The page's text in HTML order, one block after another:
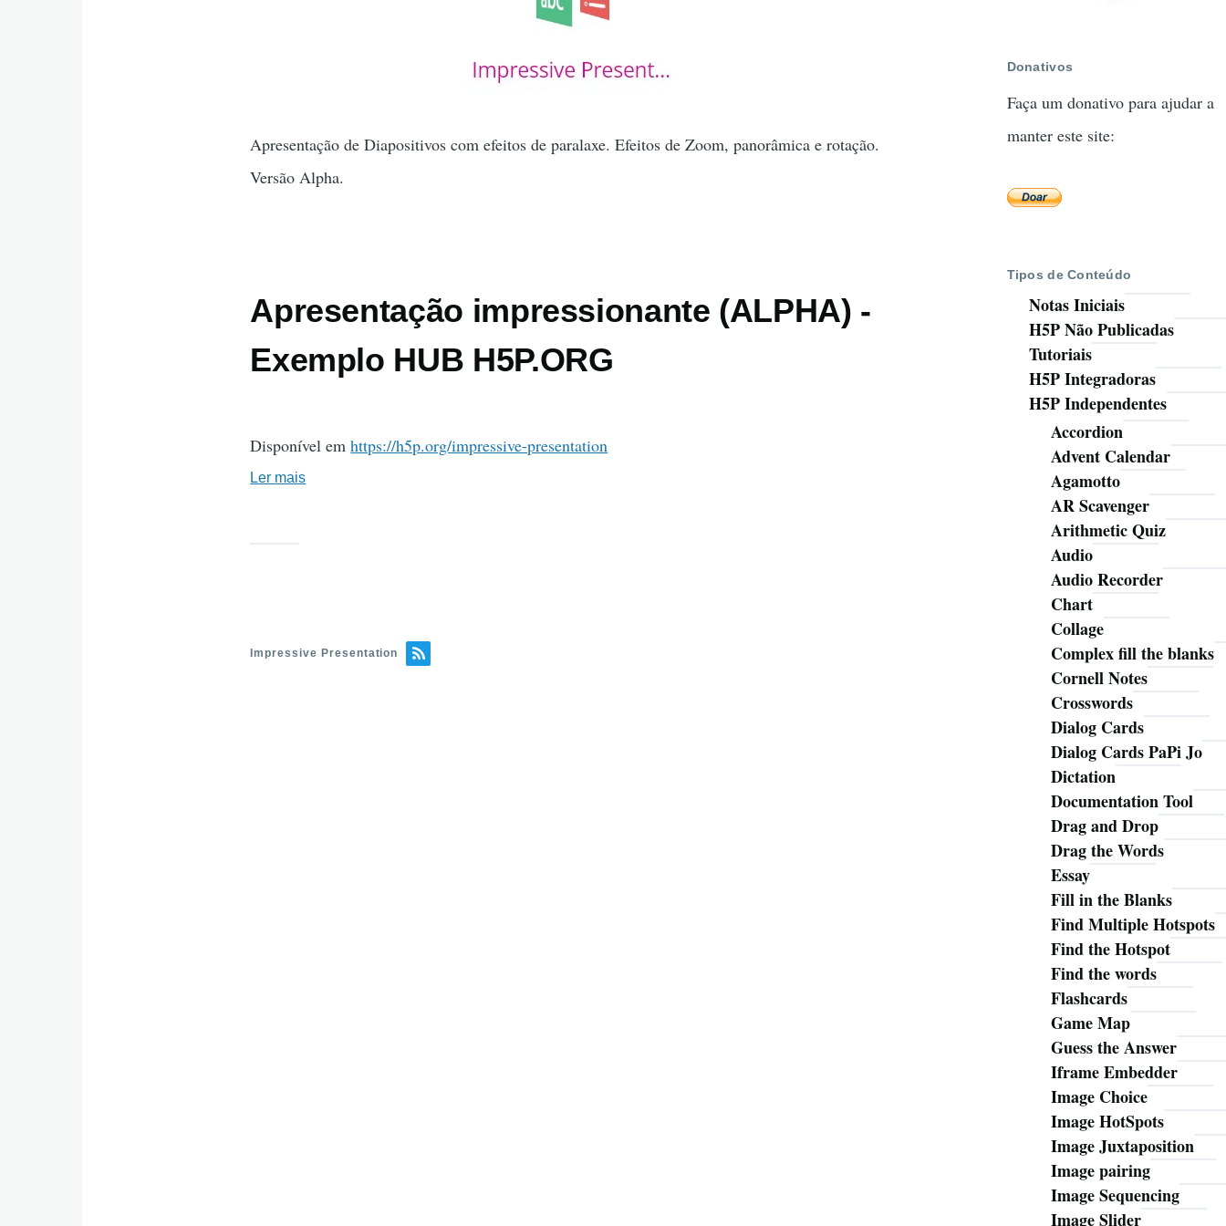
Apresentação de Diapositivos com efeitos de paralaxe. Efeitos de Zoom, panorâmica e rotação.
Versão Alpha.
Apresentação impressionante (ALPHA) -
Exemplo HUB H5P.ORG
Disponível emhttps://h5p.org/impressive-presentation
Ler mais
H5P.ORG
Impressive Presentation
Donativos
Faça um donativo para ajudar a
manter este site:
Tipos de Conteúdo
Notas Iniciais
H5P Não Publicadas
Tutoriais
H5P Integradoras
H5P Independentes
Accordion
Advent Calendar
Agamotto
AR Scavenger
Arithmetic Quiz
Audio
Audio Recorder
Chart
Collage
Complex fill the blanks
Cornell Notes
Crosswords
Dialog Cards
Dialog Cards PaPi Jo
Dictation
Documentation Tool
Drag and Drop
Drag the Words
Essay
Fill in the Blanks
Find Multiple Hotspots
Find the Hotspot
Find the words
Flashcards
Game Map
Guess the Answer
Iframe Embedder
Image Choice
Image HotSpots
Image Juxtaposition
Image pairing
Image Sequencing
Image Slider